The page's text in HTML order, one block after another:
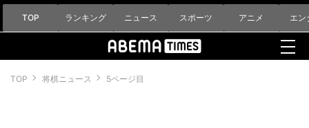
TOP ランキング ニュース スポーツ アニメ エン
TOP 将棋ニュース 5ページ目